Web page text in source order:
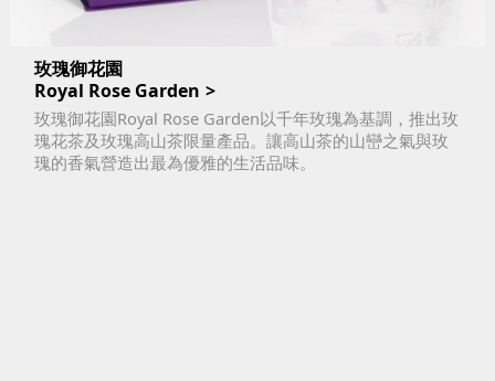
玫瑰御花園
Royal Rose Garden
玫瑰御花園Royal Rose Garden以千年玫瑰為基調，推出玫
瑰花茶及玫瑰高山茶限量產品。讓高山茶的山巒之氣與玫
瑰的香氣營造出最為優雅的生活品味。